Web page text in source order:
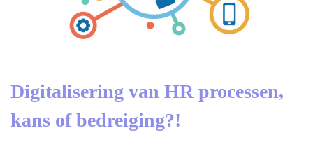
Digitalisering van HR processen,
kans of bedreiging?!